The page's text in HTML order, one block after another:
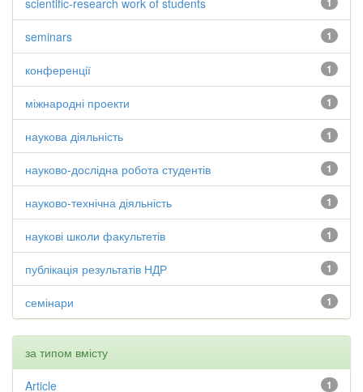
scientific-research work of students
1
seminars
1
конференції
1
міжнародні проекти
1
наукова діяльність
1
науково-дослідна робота студентів
1
науково-технічна діяльність
1
наукові школи факультетів
1
публікація результатів НДР
1
семінари
за типом вмісту
1
Article